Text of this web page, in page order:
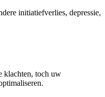
initiatiefverlies, depressie,
klachten, toch uw